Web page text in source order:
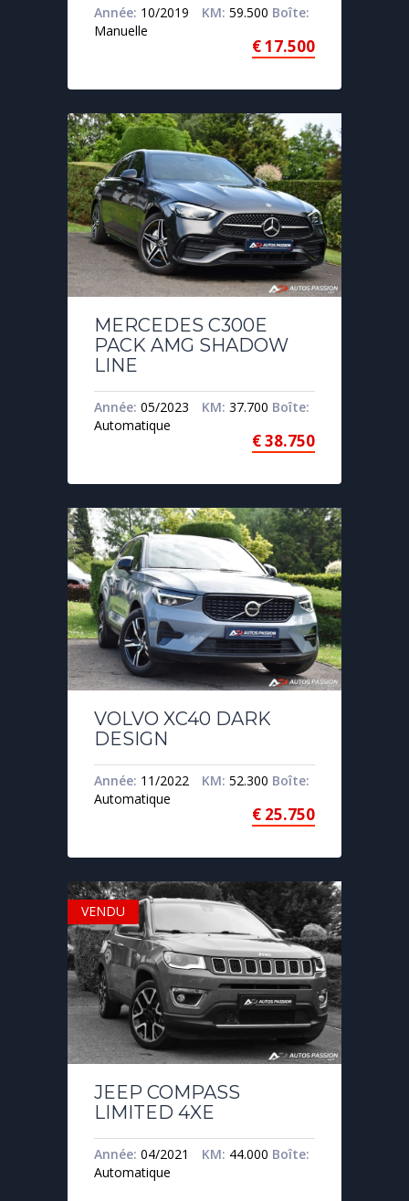
Année: 10/2019 KM: 59.500 Boîte:
Manuelle
€17.500
MERCEDES C300E
PACK AMG SHADOW
LINE
Année: 05/2023 KM: 37.700 Boîte:
Automatique
€38.750
VOLVO XC40 DARK
DESIGN
Année: 11/2022 KM: 52.300 Boîte:
Automatique
€ 25.750
JEEP COMPASS
LIMITED 4XE
Année: 04/2021 KM: 44.000 Boîte:
Automatique
VENDU